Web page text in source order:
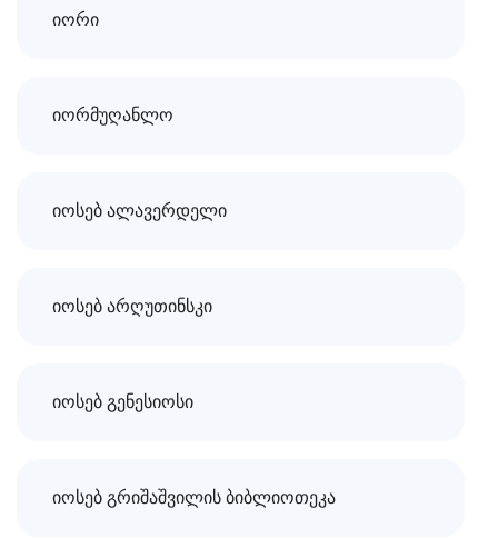
იორი
იორმუღანლო
იოსებ ალავერდელი
იოსებ არღუთინსკი
იოსებ გენესიოსი
იოსებ გრიშაშვილის ბიბლიოთეკა